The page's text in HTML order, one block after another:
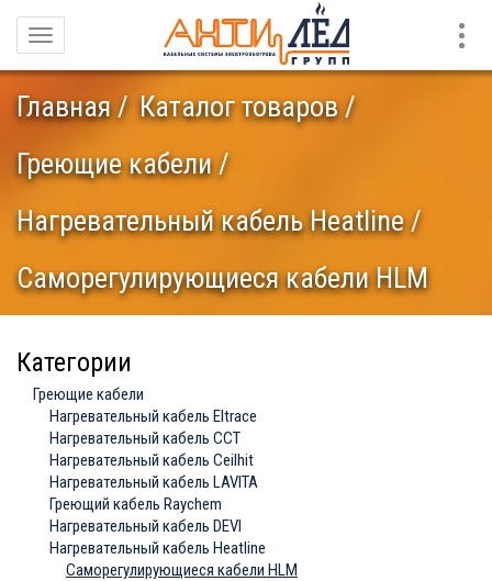
Навигация
Главная
Каталог товаров
Греющие кабели
Нагревательный кабель Heatline
Саморегулирующиеся кабели HLM
Категории
Греющие кабели
Нагревательный кабель Eltrace
Нагревательный кабель ССТ
Нагревательный кабель Ceilhit
Нагревательный кабель LAVITA
Греющий кабель Raychem
Нагревательный кабель DEVI
Нагревательный кабель Heatline
Саморегулирующиеся кабели HLM